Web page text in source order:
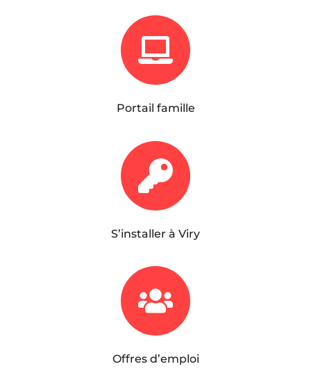
Portail famille
S’installer à Viry
Offres d’emploi